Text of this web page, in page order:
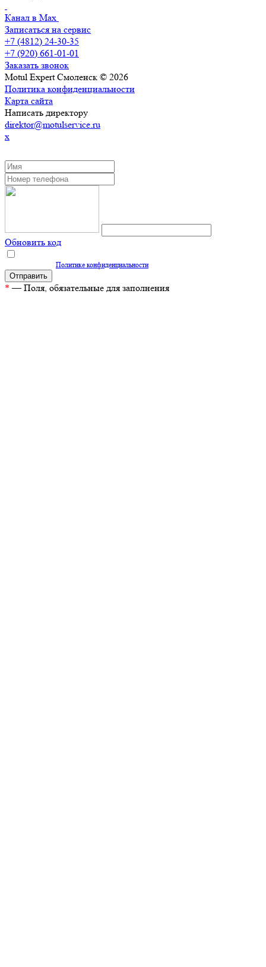
Канал в Max
Записаться на сервис
+7 (4812) 24-30-35
+7 (920) 661-01-01
Заказать звонок
Motul Expert Смоленск © 2026
Политика конфиденциальности
Карта сайта
Написать директору
direktor@motulservice.ru
x
Обновить код
Политике конфиденциальности
* — Поля, обязательные для заполнения